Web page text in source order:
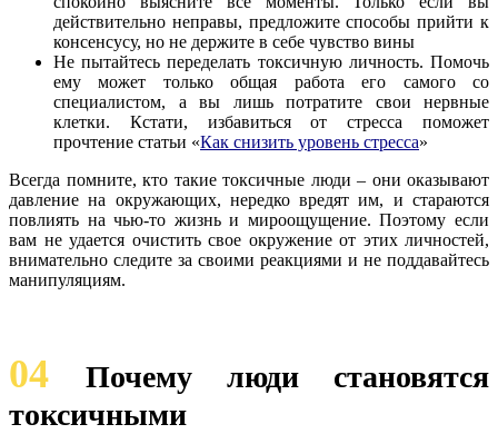
действительно неправы, предложите способы прийти к
консенсусу, но не держите в себе чувство вины
Не пытайтесь переделать токсичную личность. Помочь
ему может только общая работа его самого со
специалистом, а вы лишь потратите свои нервные
клетки. Кстати, избавиться от стресса поможет
прочтение статьи «Как снизить уровень стресса»
Всегда помните, кто такие токсичные люди – они оказывают
давление на окружающих, нередко вредят им, и стараются
повлиять на чью-то жизнь и мироощущение. Поэтому если
вам не удается очистить свое окружение от этих личностей,
внимательно следите за своими реакциями и не поддавайтесь
манипуляциям.
04
Почему люди становятся
токсичными